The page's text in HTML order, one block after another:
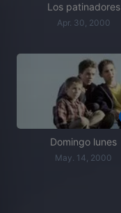
Los patinadores
Apr. 30, 2000
Domingo lunes
May. 14, 2000